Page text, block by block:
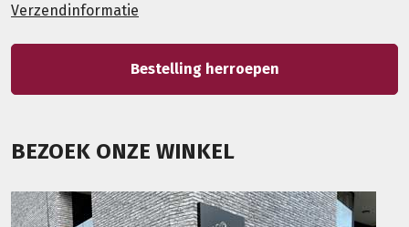
Verzendinformatie
Bestelling herroepen
BEZOEK ONZE WINKEL